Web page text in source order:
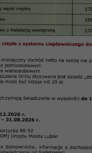
r.
Protokół Nr 44
w dniu 12